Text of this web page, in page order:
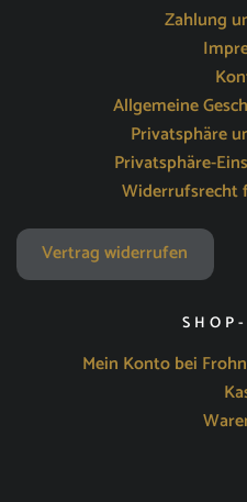
Zahlung
Allgemeine
Privatsphäre
Privatsphäre-
Widerrufsrecht
Vertrag widerrufen
Mein Konto bei